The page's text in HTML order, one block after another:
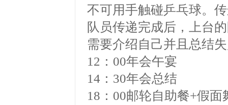
不可用手触碰乒乓球。
队员传递完成后，上台
需要介绍自己并且总结
12 ： 00年会午宴
14 ： 30年会总结
18 ： 00邮轮自助餐+假面